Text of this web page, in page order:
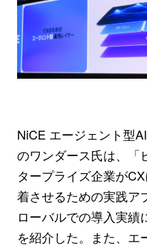
NiCE エージェント型
のワンダース氏は、「
タープライズ企業が
着させるための実践ア
ローバルでの導入実績
を紹介した。また、エ